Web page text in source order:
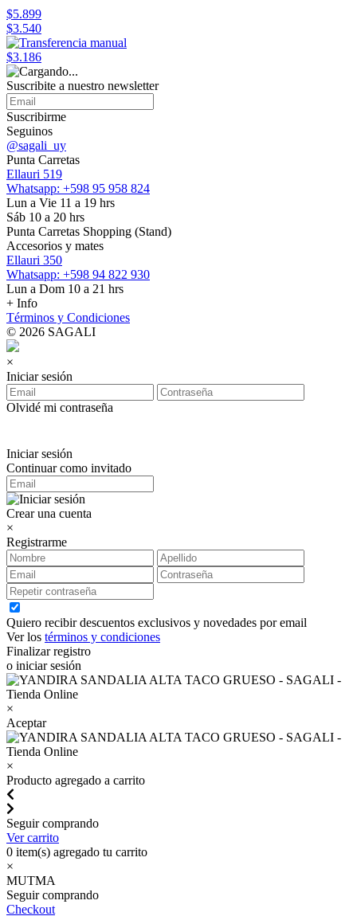
$5.899
$3.540
$3.186
Suscribite a nuestro newsletter
Suscribirme
Seguinos
@sagali_uy
Punta Carretas
Ellauri 519
Whatsapp: +598 95 958 824
Lun a Vie 11 a 19 hrs
Sáb 10 a 20 hrs
Punta Carretas Shopping (Stand)
Accesorios y mates
Ellauri 350
Whatsapp: +598 94 822 930
Lun a Dom 10 a 21 hrs
+ Info
Términos y Condiciones
© 2026 SAGALI
×
Iniciar sesión
Olvidé mi contraseña
Iniciar sesión
Continuar como invitado
Crear una cuenta
×
Registrarme
Quiero recibir descuentos exclusivos y novedades por email
Ver los términos y condiciones
Finalizar registro
o iniciar sesión
×
Aceptar
×
Producto agregado a carrito
Seguir comprando
Ver carrito
0 item(s) agregado tu carrito
×
MUTMA
Seguir comprando
Checkout